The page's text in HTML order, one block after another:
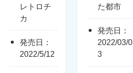
レトロチ
カ
発売日：
2022/5/12
た都市
発売日：
2022/03/0
3